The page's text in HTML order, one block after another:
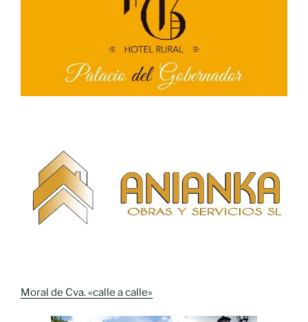
Moral de Cva. «calle a calle»